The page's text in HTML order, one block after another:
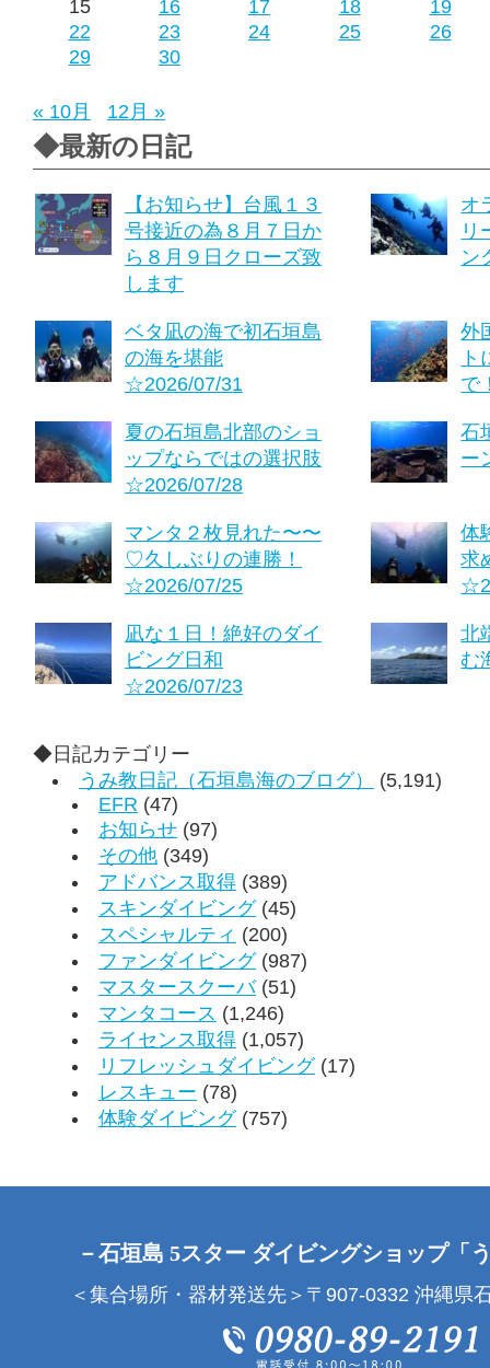
15
16 17 18
19
22
23 24 25
26
29
30
« 10月 12月 »
◆最新の日記
【お知らせ】台風１３
号接近の為８月７日か
ら８月９日クローズ致
します
オ
リ
ン
ベタ凪の海で初石垣島
の海を堪能
☆2026/07/31
外
ト
で
夏の石垣島北部のショ
ップならではの選択肢
☆2026/07/28
石
ー
マンタ２枚見れた〜〜
♡久しぶりの連勝！
☆2026/07/25
体
求
凪な１日！絶好のダイ
ビング日和
☆2026/07/23
北
む
◆日記カテゴリー
うみ教日記（石垣島海のブログ）
(5,191)
EFR (47)
お知らせ (97)
その他 (349)
アドバンス取得 (389)
スキンダイビング(45)
スペシャルティ (200)
ファンダイビング(987)
マスタースクーバ(51)
マンタコース (1,246)
ライセンス取得 (1,057)
リフレッシュダイビング(17)
レスキュー (78)
体験ダイビング(757)
－石垣島 5スター ダイビングショップ「
＜集合場所・器材発送先＞〒907-0332 沖縄県